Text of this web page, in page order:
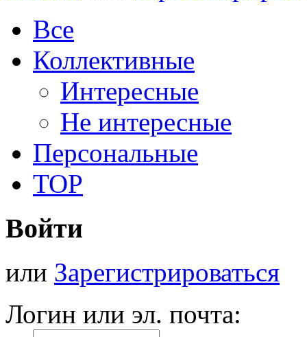
Все
Коллективные
Интересные
Не интересные
Персональные
TOP
Войти
или Зарегистрироваться
Логин или эл. почта: